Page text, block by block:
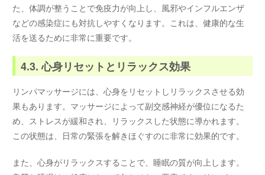
た、体調が整うことで免疫力が向上し、風邪やインフルエンザ
などの感染症にも対抗しやすくなります。これは、健康的な生
活を送るために非常に重要です。
4.3. 心身リセットとリラックス効果
リンパマッサージには、心身をリセットしリラックスさせる効
果もあります。マッサージによって副交感神経が優位になるた
め、ストレスが緩和され、リラックスした状態に導かれます。
この状態は、日常の緊張を解きほぐすのに非常に効果的です。
また、心身がリラックスすることで、睡眠の質が向上します。